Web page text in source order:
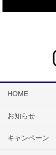
HOME
お知らせ
キャンペーン